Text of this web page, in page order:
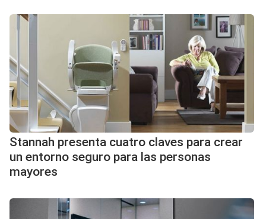
Stannah presenta cuatro claves para crear
un entorno seguro para las personas
mayores